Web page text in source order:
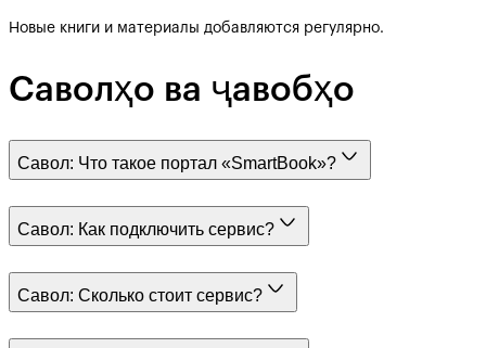
Новые книги и материалы добавляются регулярно.
Саволҳо ва ҷавобҳо
Савол: Что такое портал «SmartBook»?
Савол: Как подключить сервис?
Савол: Сколько стоит сервис?